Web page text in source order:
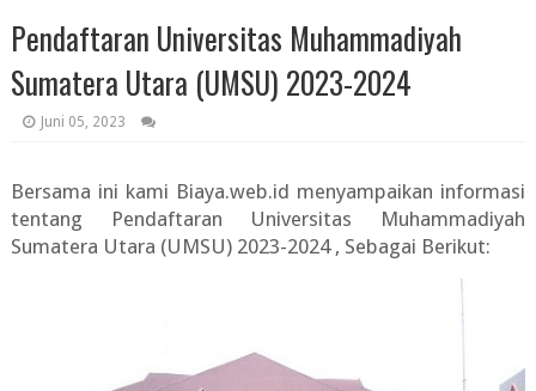
Pendaftaran Universitas Muhammadiyah
Sumatera Utara (UMSU) 2023-2024
Juni 05, 2023
Bersama ini kami Biaya.web.id menyampaikan informasi
tentang
Pendaftaran Universitas Muhammadiyah
Sumatera Utara (UMSU) 2023-2024 , Sebagai Berikut: